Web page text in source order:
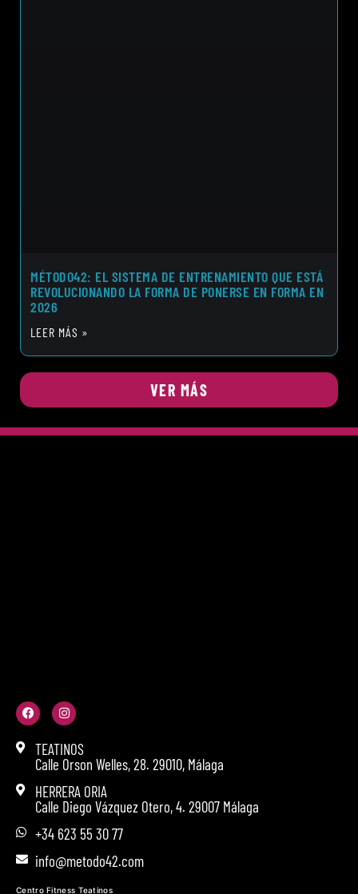
MÉTODO42: EL SISTEMA DE ENTRENAMIENTO QUE ESTÁ
REVOLUCIONANDO LA FORMA DE PONERSE EN FORMA EN
2026
LEER MÁS »
VER MÁS
TEATINOS
Calle Orson Welles, 28. 29010, Málaga
HERRERA ORIA
Calle Diego Vázquez Otero, 4. 29007 Málaga
+34 623 55 30 77
info@metodo42.com
Centro Fitness Teatinos